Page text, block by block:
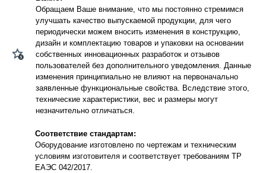
Обращаем Ваше внимание, что мы постоянно стремимся
улучшать качество выпускаемой продукции, для чего
периодически можем вносить изменения в конструкцию,
дизайн и комплектацию товаров и упаковки на основании
собственных инновационных разработок и отзывов
пользователей без дополнительного уведомления. Данные
изменения принципиально не влияют на первоначально
заявленные функциональные свойства. Вследствие этого,
технические характеристики, вес и размеры могут
незначительно отличаться.
Соответствие стандартам:
Оборудование изготовлено по чертежам и техническим
условиям изготовителя и соответствует требованиям ТР
ЕАЭС 042/2017.